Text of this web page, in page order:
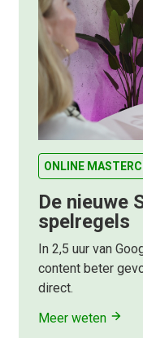
ONLINE
De nieuwe
spelregels
In 2,5 uur van
content beter
direct.
Meer weten